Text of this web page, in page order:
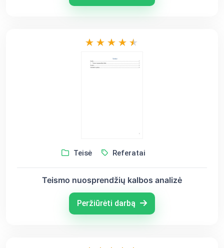
Teisė Referatai
Teismo nuosprendžių kalbos analizė
Peržiūrėti darbą